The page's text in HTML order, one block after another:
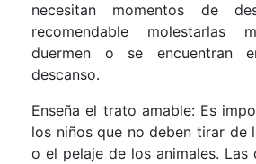
necesitan momentos de
recomendable molestarlas
duermen o se encuentran
descanso.
Enseña el trato amable: Es
los niños que no deben tirar de
o el pelaje de los animales. Las